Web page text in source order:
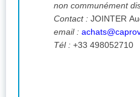
non communément
Contact : JOINTER
email :
Tél : +33 498052710